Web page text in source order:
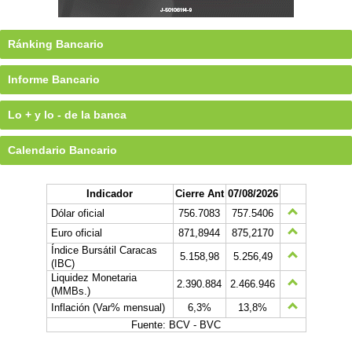
Ránking Bancario
Informe Bancario
Lo + y lo - de la banca
Calendario Bancario
Indicador Cierre Ant 07/08/2026
Dólar oficial
756.7083
757.5406
Euro oficial
871,8944
875,2170
Índice Bursátil Caracas
(IBC)
5.158,98
5.256,49
Liquidez Monetaria
(MMBs.)
2.390.884
2.466.946
Inflación (Var% mensual)
6,3%
13,8%
Fuente: BCV - BVC